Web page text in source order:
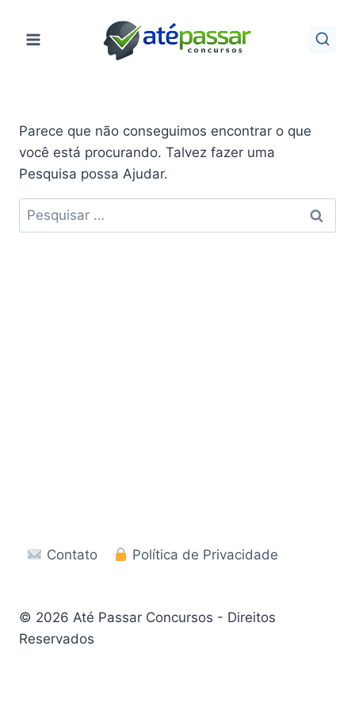
para
Parece que não conseguimos encontrar o que
você está procurando. Talvez fazer uma
Pesquisa possa Ajudar.
Pesquisar
por:
Contato Política de Privacidade
© 2026 Até Passar Concursos - Direitos
Reservados